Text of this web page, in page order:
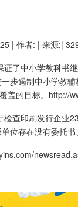
| 作者: | 来源:|
了中小学教科书继
步遏制中小学教
盖的目标。 http://
查印刷发行企业
位存在没有委托